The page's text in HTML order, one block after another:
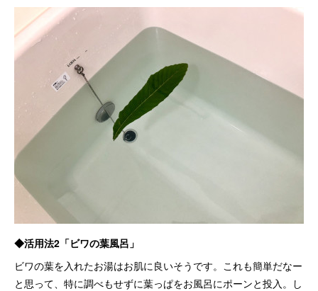
◆活用法2「ビワの葉風呂」
ビワの葉を入れたお湯はお肌に良いそうです。これも簡単だなー
と思って、特に調べもせずに葉っぱをお風呂にポーンと投入。し